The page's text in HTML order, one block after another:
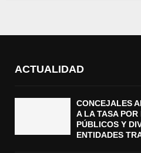
ACTUALIDAD
CONCEJALES
A LA TASA
PÚBLICOS Y
ENTIDADES